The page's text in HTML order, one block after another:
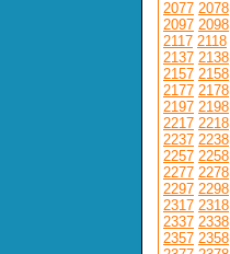
2077 2078
2097 2098
2117 2118
2137 2138
2157 2158
2177 2178
2197 2198
2217 2218
2237 2238
2257 2258
2277 2278
2297 2298
2317 2318
2337 2338
2357 2358